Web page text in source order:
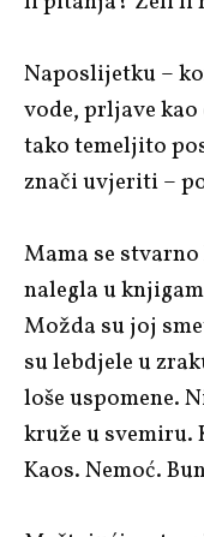
Naposlijetku –
vode, prljave
tako temeljito
znači uvjeriti –
Mama se
nalegla u
Možda su joj
su lebdjele u
loše uspomene.
kruže u svemiru.
Kaos. Nemoć.